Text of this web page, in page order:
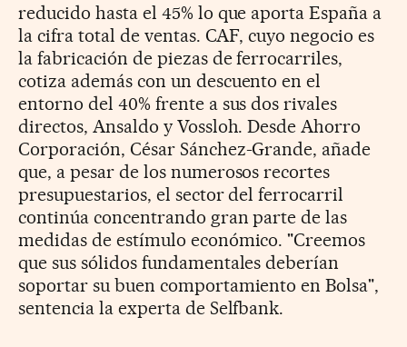
reducido hasta el 45% lo que aporta España a
la cifra total de ventas. CAF, cuyo negocio es
la fabricación de piezas de ferrocarriles,
cotiza además con un descuento en el
entorno del 40% frente a sus dos rivales
directos, Ansaldo y Vossloh. Desde Ahorro
Corporación, César Sánchez-Grande, añade
que, a pesar de los numerosos recortes
presupuestarios, el sector del ferrocarril
continúa concentrando gran parte de las
medidas de estímulo económico. "Creemos
que sus sólidos fundamentales deberían
soportar su buen comportamiento en Bolsa",
sentencia la experta de Selfbank.